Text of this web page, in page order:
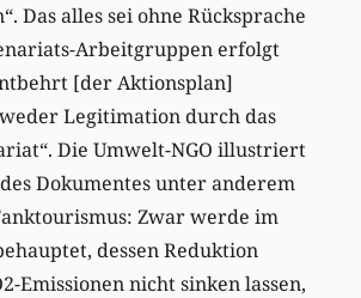
Das alles sei ohne Rücksprache
Arbeitgruppen erfolgt
[der Aktionsplan]
Legitimation durch das
Die Umwelt-NGO illustriert
Dokumentes unter anderem
Zwar werde im
dessen Reduktion
Emissionen nicht sinken lassen,